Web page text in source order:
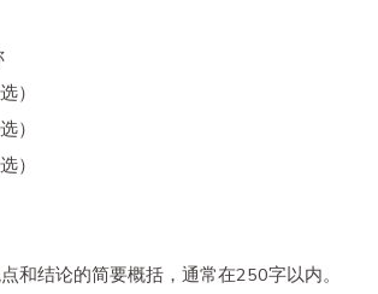
）
）
）
和结论的简要概括，通常在250字以内。